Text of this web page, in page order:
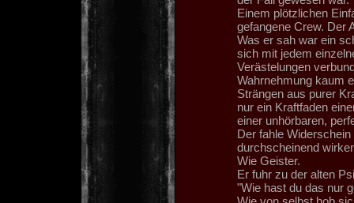
Einem plötzlichen
gefangene Crew. Der
Was er sah war ein
sich mit jedem
Verästelungen
Wahrnehmung kaum
Strängen aus purer
nur ein Kraftfaden
einer unhörbaren,
Der fahle
durchscheinend
Wie Geister.
Er fuhr zu der alten
"Wie hast du das nur